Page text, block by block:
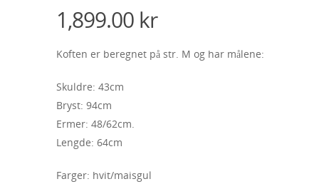
1,899.00 kr
Koften er beregnet på str. M og har målene:
Skuldre: 43cm
Bryst: 94cm
Ermer: 48/62cm.
Lengde: 64cm
Farger: hvit/maisgul